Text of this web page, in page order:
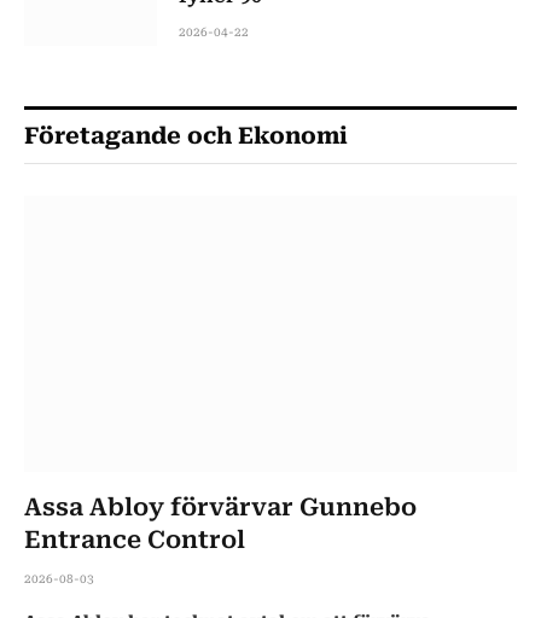
2026-04-22
Företagande och Ekonomi
Assa Abloy förvärvar Gunnebo
Entrance Control
2026-08-03